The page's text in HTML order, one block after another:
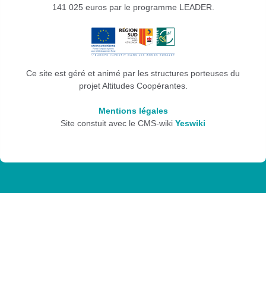
141 025 euros par le programme LEADER.
Ce site est géré et animé par les structures porteuses du
projet Altitudes Coopérantes.
Mentions légales
Site constuit avec le CMS-wiki Yeswiki